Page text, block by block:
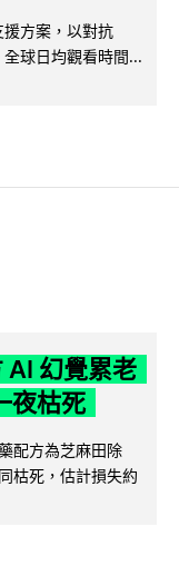
方案，以對抗
球日均觀看時間...
AI 幻覺累老
夜枯死
配方為芝麻田除
枯死，估計損失約